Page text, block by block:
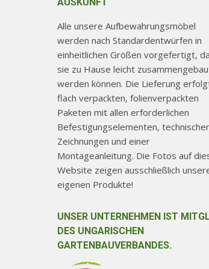
werden
Alle unsere Aufbewahrungsmöbel
werden nach Standardentwürfen in
einheitlichen Größen vorgefertigt,
sie zu Hause leicht
werden können. Die Lieferung
flach verpackten, folienverpackten
Paketen mit allen erforderlichen
Befestigungselementen,
Zeichnungen und einer
Montageanleitung. Die Fotos auf
Website zeigen ausschließlich
eigenen Produkte!
UNSER UNTERNEHMEN IST
DES UNGARISCHEN
GARTENBAUVERBANDES.